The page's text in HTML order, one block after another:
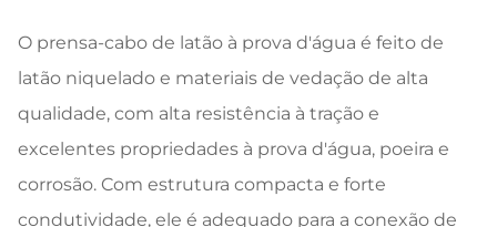
O prensa-cabo de latão à prova d'água é feito de
latão niquelado e materiais de vedação de alta
qualidade, com alta resistência à tração e
excelentes propriedades à prova d'água, poeira e
corrosão. Com estrutura compacta e forte
condutividade, ele é adequado para a conexão de